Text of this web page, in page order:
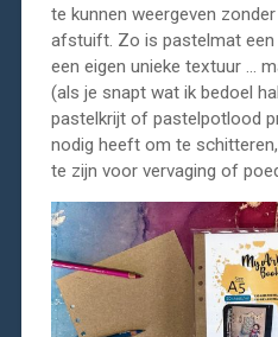
te kunnen weergeven
afstuift. Zo is pastelmat
een eigen unieke textuur …
(als je snapt wat ik bedoel
pastelkrijt of pastelpotlood
nodig heeft om te
te zijn voor vervaging of